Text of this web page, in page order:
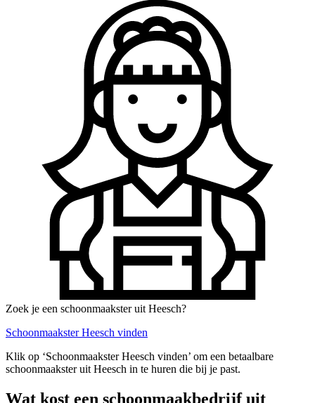
Zoek je een schoonmaakster uit Heesch?
Schoonmaakster Heesch vinden
Klik op ‘Schoonmaakster Heesch vinden’ om een betaalbare
schoonmaakster uit Heesch in te huren die bij je past.
Wat kost een schoonmaakbedrijf uit